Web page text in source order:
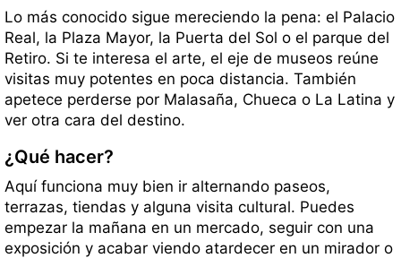
Lo más conocido sigue mereciendo la pena: el Palacio
Real, la Plaza Mayor, la Puerta del Sol o el parque del
Retiro. Si te interesa el arte, el eje de museos reúne
visitas muy potentes en poca distancia. También
apetece perderse por Malasaña, Chueca o La Latina y
ver otra cara del destino.
¿Qué hacer?
Aquí funciona muy bien ir alternando paseos,
terrazas, tiendas y alguna visita cultural. Puedes
empezar la mañana en un mercado, seguir con una
exposición y acabar viendo atardecer en un mirador o